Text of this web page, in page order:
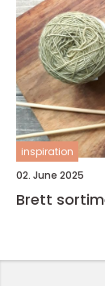
inspiration
02. June 2025
Brett